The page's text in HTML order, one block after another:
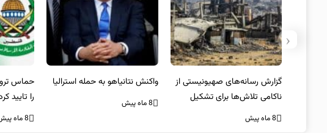
واکنش نتانیاهو به حمله استرالیا
حماس ترور فرمانده ارشد القسام
را تایید کرد
عراقچی:
تنها از
محقق
8 ماه پیش
‹